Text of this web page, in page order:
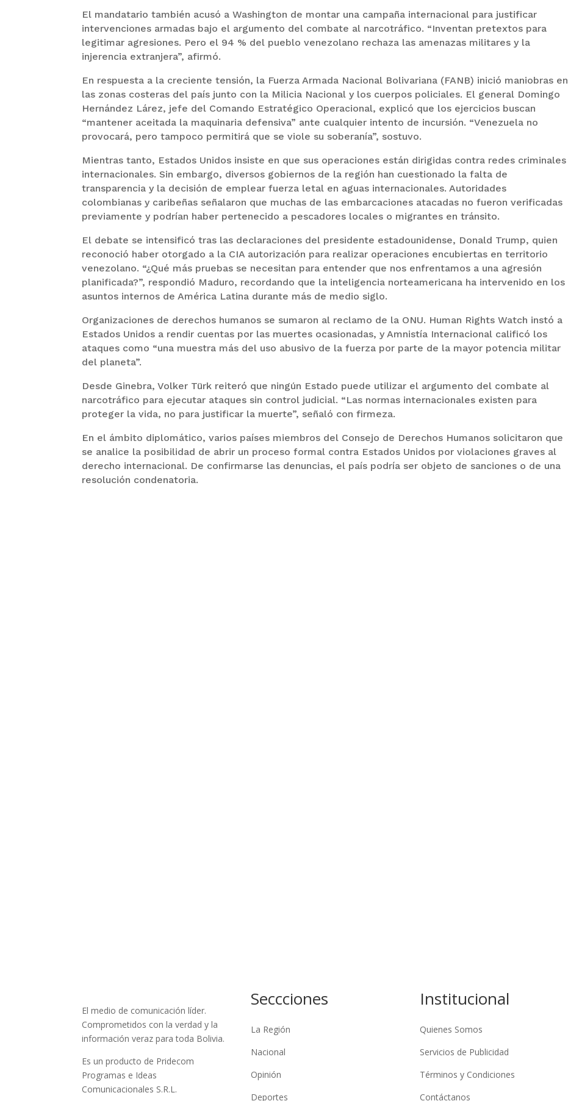
El mandatario también acusó a Washington de montar una campaña internacional para justificar
intervenciones armadas bajo el argumento del combate al narcotráfico. “Inventan pretextos para
legitimar agresiones. Pero el 94 % del pueblo venezolano rechaza las amenazas militares y la
injerencia extranjera”, afirmó.
En respuesta a la creciente tensión, la Fuerza Armada Nacional Bolivariana (FANB) inició maniobras en
las zonas costeras del país junto con la Milicia Nacional y los cuerpos policiales. El general Domingo
Hernández Lárez, jefe del Comando Estratégico Operacional, explicó que los ejercicios buscan
“mantener aceitada la maquinaria defensiva” ante cualquier intento de incursión. “Venezuela no
provocará, pero tampoco permitirá que se viole su soberanía”, sostuvo.
Mientras tanto, Estados Unidos insiste en que sus operaciones están dirigidas contra redes criminales
internacionales. Sin embargo, diversos gobiernos de la región han cuestionado la falta de
transparencia y la decisión de emplear fuerza letal en aguas internacionales. Autoridades
colombianas y caribeñas señalaron que muchas de las embarcaciones atacadas no fueron verificadas
previamente y podrían haber pertenecido a pescadores locales o migrantes en tránsito.
El debate se intensificó tras las declaraciones del presidente estadounidense, Donald Trump, quien
reconoció haber otorgado a la CIA autorización para realizar operaciones encubiertas en territorio
venezolano. “¿Qué más pruebas se necesitan para entender que nos enfrentamos a una agresión
planificada?”, respondió Maduro, recordando que la inteligencia norteamericana ha intervenido en los
asuntos internos de América Latina durante más de medio siglo.
Organizaciones de derechos humanos se sumaron al reclamo de la ONU. Human Rights Watch instó a
Estados Unidos a rendir cuentas por las muertes ocasionadas, y Amnistía Internacional calificó los
ataques como “una muestra más del uso abusivo de la fuerza por parte de la mayor potencia militar
del planeta”.
Desde Ginebra, Volker Türk reiteró que ningún Estado puede utilizar el argumento del combate al
narcotráfico para ejecutar ataques sin control judicial. “Las normas internacionales existen para
proteger la vida, no para justificar la muerte”, señaló con firmeza.
En el ámbito diplomático, varios países miembros del Consejo de Derechos Humanos solicitaron que
se analice la posibilidad de abrir un proceso formal contra Estados Unidos por violaciones graves al
derecho internacional. De confirmarse las denuncias, el país podría ser objeto de sanciones o de una
resolución condenatoria.
El medio de comunicación líder.
Comprometidos con la verdad y la
información veraz para toda Bolivia.
Es un producto de Pridecom
Programas e Ideas
Comunicacionales S.R.L.
Seccciones
La Región
Nacional
Opinión
Deportes
Institucional
Quienes Somos
Servicios de Publicidad
Términos y Condiciones
Contáctanos